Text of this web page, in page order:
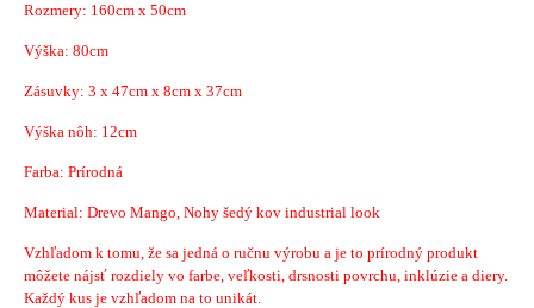
Rozmery: 160cm x 50cm
Výška: 80cm
Zásuvky: 3 x 47cm x 8cm x 37cm
Výška nôh: 12cm
Farba: Prírodná
Material: Drevo Mango, Nohy šedý kov industrial look
Vzhľadom k tomu, že sa jedná o ručnu výrobu a je to prírodný produkt
môžete nájsť rozdiely vo farbe, veľkosti, drsnosti povrchu, inklúzie a diery.
Každý kus je vzhľadom na to unikát.